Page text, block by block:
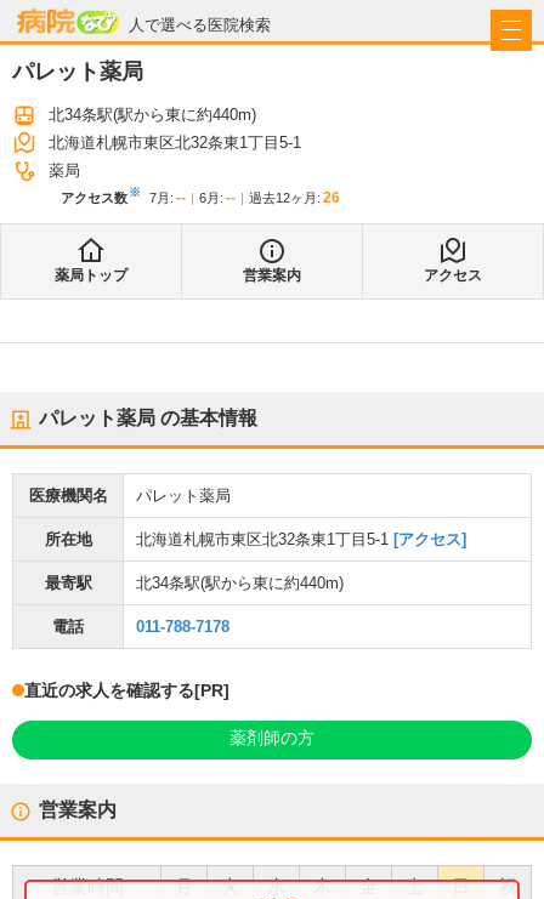
人で選べる医院検索
病院なび
パレット薬局
北34条駅(駅から東に約440m)
北海道札幌市東区北32条東1丁目5-1
薬局
アクセス数※ 7月 : -- 6月 : -- 過去12ヶ月: 26
薬局トップ 営業案内 アクセス
パレット薬局 の基本情報
医療機関名 パレット薬局
所在地 北海道札幌市東区北32条東1丁目5-1 [アクセス]
最寄駅 北34条駅(駅から東に約440m)
電話 011-788-7178
直近の求人を確認する[PR]
薬剤師の方
営業案内
営業時間 月 火 水 木 金 土 日 祝